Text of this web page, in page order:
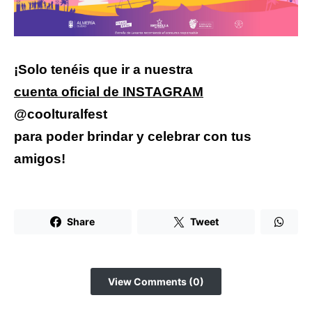
¡Solo tenéis que ir a nuestra
cuenta oficial de INSTAGRAM
@coolturalfest
para poder brindar y celebrar con tus
amigos!
Share Tweet
View Comments (0)